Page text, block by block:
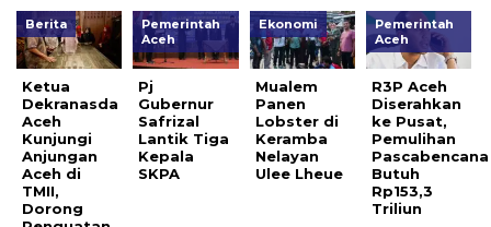
Berita
Ketua
Dekranasda
Aceh
Kunjungi
Anjungan
Aceh di
TMII,
Dorong
Pemerintah
Aceh
Pj
Gubernur
Safrizal
Lantik Tiga
Kepala
SKPA
Ekonomi
Mualem
Panen
Lobster di
Keramba
Nelayan
Ulee Lheue
Pemerintah
Aceh
R3P Aceh
Diserahkan
ke Pusat,
Pemulihan
Pascabencana
Butuh
Rp153,3
Triliun